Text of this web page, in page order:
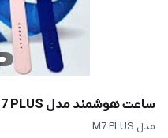
ساعت هوشمند مدل M7 PLUS
مدل M7 PLUS